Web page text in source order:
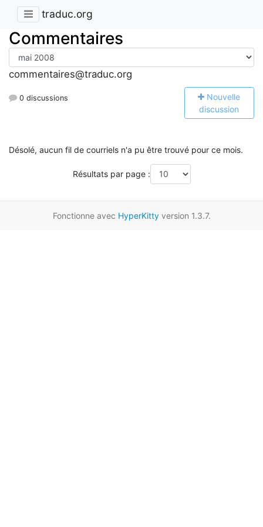
traduc.org
Commentaires
commentaires@traduc.org
0 discussions Nouvelle
discussion
Désolé, aucun fil de courriels n'a pu être trouvé pour ce mois.
Résultats par page :
Fonctionne avec HyperKittyversion 1.3.7.